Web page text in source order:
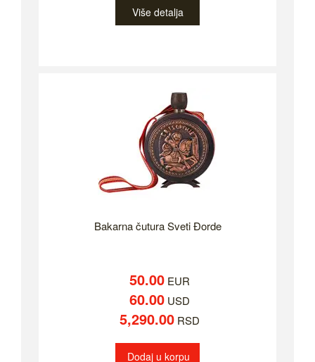
Više detalja
Bakarna čutura Sveti Đorde
50.00EUR
60.00USD
5,290.00RSD
Dodaj u korpu